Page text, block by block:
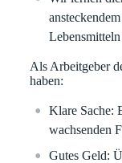
Als Arbeitgeber
haben:
Klare Sache:
wachsenden
Gutes Geld: